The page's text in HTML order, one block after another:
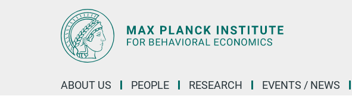
ABOUT US PEOPLE RESEARCH EVENTS / NEWS